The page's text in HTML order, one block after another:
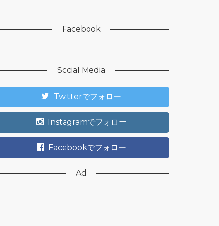
Facebook
Social Media
Twitterでフォロー
Instagramでフォロー
Facebookでフォロー
Ad